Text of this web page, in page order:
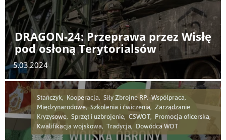
DRAGON-24: Przeprawa przez Wisłę
pod osłoną Terytorialsów
5.03.2024
Stańczyk, Kooperacja, Siły Zbrojne RP, Współpraca,
Międzynarodowe, Szkolenia i ćwiczenia, Zarządzanie
Kryzysowe, Sprzęt i uzbrojenie, CSWOT, Promocja oficerska,
Kwalifikacja wojskowa, Tradycja, Dowódca WOT